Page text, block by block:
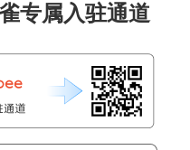
专属入驻通道